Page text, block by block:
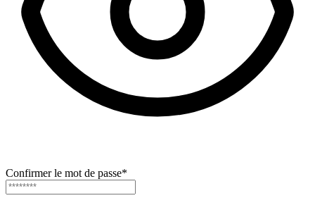
Confirmer le mot de passe*